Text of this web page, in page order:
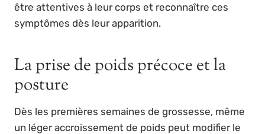
être attentives à leur corps et reconnaître ces
symptômes dès leur apparition.
La prise de poids précoce et la
posture
Dès les premières semaines de grossesse, même
un léger accroissement de poids peut modifier le